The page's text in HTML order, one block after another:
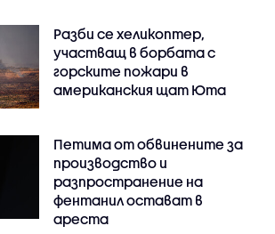
Разби се хеликоптер,
участващ в борбата с
горските пожари в
американския щат Юта
Петима от обвинените за
производство и
разпространение на
фентанил остават в
ареста